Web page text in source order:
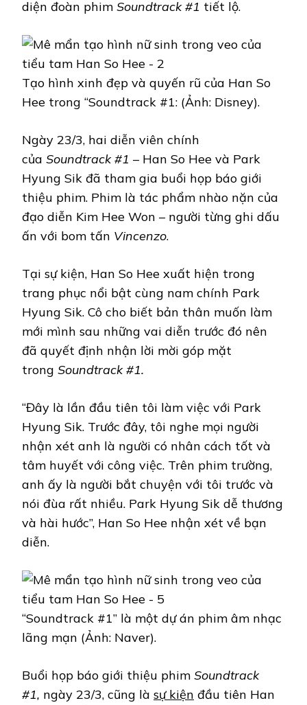
diện đoàn phim Soundtrack #1 tiết lộ.
Tạo hình xinh đẹp và quyến rũ của Han So
Hee trong “Soundtrack #1: (Ảnh: Disney).
Ngày 23/3, hai diễn viên chính
của Soundtrack #1 – Han So Hee và Park
Hyung Sik đã tham gia buổi họp báo giới
thiệu phim. Phim là tác phẩm nhào nặn của
đạo diễn Kim Hee Won – người từng ghi dấu
ấn với bom tấn Vincenzo.
Tại sự kiện, Han So Hee xuất hiện trong
trang phục nổi bật cùng nam chính Park
Hyung Sik. Cô cho biết bản thân muốn làm
mới mình sau những vai diễn trước đó nên
đã quyết định nhận lời mời góp mặt
trong Soundtrack #1.
“Đây là lần đầu tiên tôi làm việc với Park
Hyung Sik. Trước đây, tôi nghe mọi người
nhận xét anh là người có nhân cách tốt và
tâm huyết với công việc. Trên phim trường,
anh ấy là người bắt chuyện với tôi trước và
nói đùa rất nhiều. Park Hyung Sik dễ thương
và hài hước”, Han So Hee nhận xét về bạn
diễn.
“Soundtrack #1” là một dự án phim âm nhạc
lãng mạn (Ảnh: Naver).
Buổi họp báo giới thiệu phim Soundtrack
#1, ngày 23/3, cũng là sự kiện đầu tiên Han